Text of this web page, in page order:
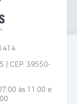
| CEP: 39550-
às 11:00 e